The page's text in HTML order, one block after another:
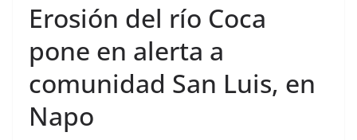
Erosión del río Coca
pone en alerta a
comunidad San Luis, en
Napo